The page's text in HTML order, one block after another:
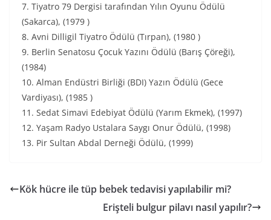
7. Tiyatro 79 Dergisi tarafından Yılın Oyunu Ödülü
(Sakarca), (1979 )
8. Avni Dilligil Tiyatro Ödülü (Tırpan), (1980 )
9. Berlin Senatosu Çocuk Yazını Ödülü (Barış Çöreği),
(1984)
10. Alman Endüstri Birliği (BDI) Yazın Ödülü (Gece
Vardiyası), (1985 )
11. Sedat Simavi Edebiyat Ödülü (Yarım Ekmek), (1997)
12. Yaşam Radyo Ustalara Saygı Onur Ödülü, (1998)
13. Pir Sultan Abdal Derneği Ödülü, (1999)
Kök hücre ile tüp bebek tedavisi yapılabilir mi?
Erişteli bulgur pilavı nasıl yapılır?